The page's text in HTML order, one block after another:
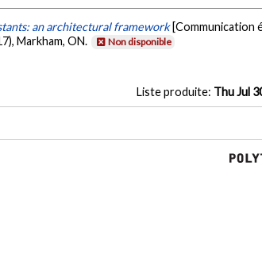
an architectural framework [Communication
Markham, ON.
Non disponible
Liste produite: Thu Jul